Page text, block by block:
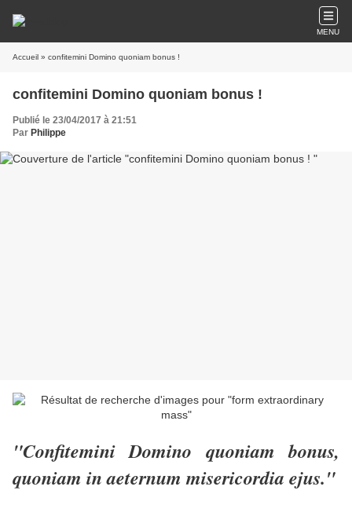
MENU
Accueil » confitemini Domino quoniam bonus !
confitemini Domino quoniam bonus !
Publié le 23/04/2017 à 21:51
Par Philippe
"Confitemini Domino quoniam bonus,
quoniam in aeternum misericordia ejus."